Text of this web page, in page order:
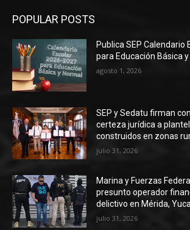
POPULAR POSTS
Publica SEP Calendario
para Educación Básica y
agosto 1, 2026
SEP y Sedatu firman
certeza jurídica a
construidos en zonas
julio 31, 2026
Marina y Fuerzas
presunto operador
delictivo en Mérida,
julio 31, 2026